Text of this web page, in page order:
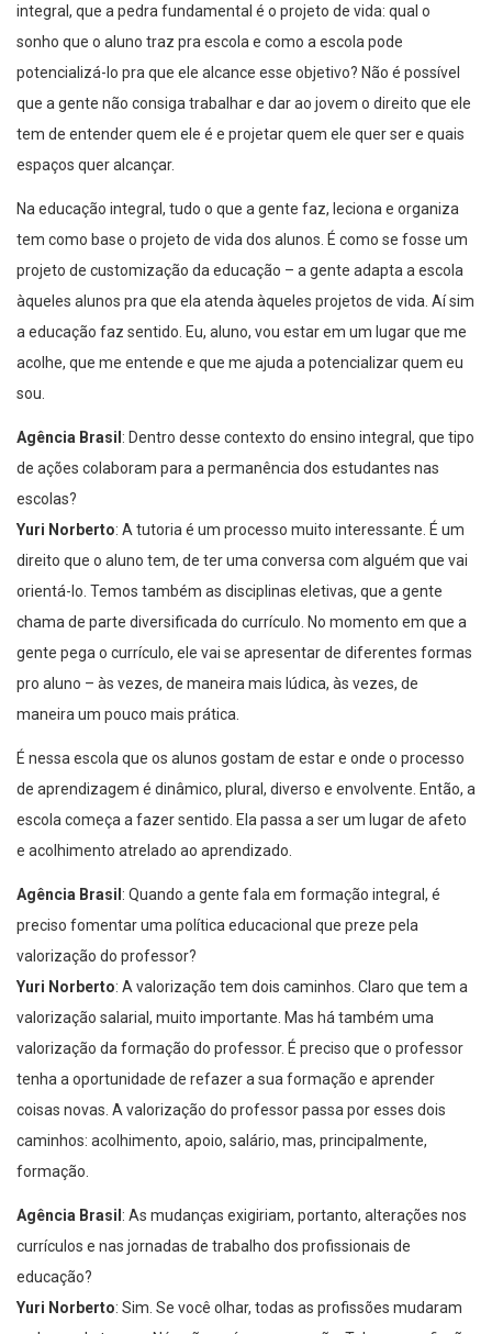
integral, que a pedra fundamental é o projeto de vida: qual o
sonho que o aluno traz pra escola e como a escola pode
potencializá-lo pra que ele alcance esse objetivo? Não é possível
que a gente não consiga trabalhar e dar ao jovem o direito que ele
tem de entender quem ele é e projetar quem ele quer ser e quais
espaços quer alcançar.
Na educação integral, tudo o que a gente faz, leciona e organiza
tem como base o projeto de vida dos alunos. É como se fosse um
projeto de customização da educação – a gente adapta a escola
àqueles alunos pra que ela atenda àqueles projetos de vida. Aí sim
a educação faz sentido. Eu, aluno, vou estar em um lugar que me
acolhe, que me entende e que me ajuda a potencializar quem eu
sou.
Agência Brasil : Dentro desse contexto do ensino integral, que tipo
de ações colaboram para a permanência dos estudantes nas
escolas?
Yuri Norberto: A tutoria é um processo muito interessante. É um
direito que o aluno tem, de ter uma conversa com alguém que vai
orientá-lo. Temos também as disciplinas eletivas, que a gente
chama de parte diversificada do currículo. No momento em que a
gente pega o currículo, ele vai se apresentar de diferentes formas
pro aluno – às vezes, de maneira mais lúdica, às vezes, de
maneira um pouco mais prática.
É nessa escola que os alunos gostam de estar e onde o processo
de aprendizagem é dinâmico, plural, diverso e envolvente. Então, a
escola começa a fazer sentido. Ela passa a ser um lugar de afeto
e acolhimento atrelado ao aprendizado.
Agência Brasil : Quando a gente fala em formação integral, é
preciso fomentar uma política educacional que preze pela
valorização do professor?
Yuri Norberto: A valorização tem dois caminhos. Claro que tem a
valorização salarial, muito importante. Mas há também uma
valorização da formação do professor. É preciso que o professor
tenha a oportunidade de refazer a sua formação e aprender
coisas novas. A valorização do professor passa por esses dois
caminhos: acolhimento, apoio, salário, mas, principalmente,
formação.
Agência Brasil : As mudanças exigiriam, portanto, alterações nos
currículos e nas jornadas de trabalho dos profissionais de
educação?
Yuri Norberto: Sim. Se você olhar, todas as profissões mudaram